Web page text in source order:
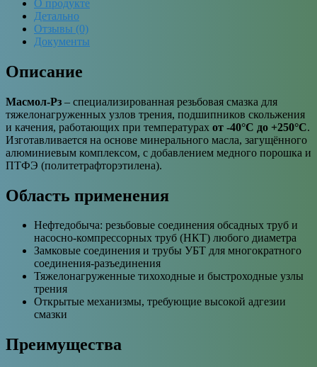
О продукте
Детально
Отзывы (0)
Документы
Описание
Масмол-Рз – специализированная резьбовая смазка для
тяжелонагруженных узлов трения, подшипников скольжения
и качения, работающих при температурах от -40°C до +250°C.
Изготавливается на основе минерального масла, загущённого
алюминиевым комплексом, с добавлением медного порошка и
ПТФЭ (политетрафторэтилена).
Область применения
Нефтедобыча: резьбовые соединения обсадных труб и
насосно-компрессорных труб (НКТ) любого диаметра
Замковые соединения и трубы УБТ для многократного
соединения-разъединения
Тяжелонагруженные тихоходные и быстроходные узлы
трения
Открытые механизмы, требующие высокой адгезии
смазки
Преимущества